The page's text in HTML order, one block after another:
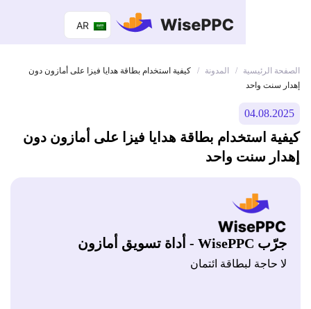
AR
الرئيسية / المدونة
كيفية استخدام بطاقة هدايا فيزا على أمازون دون
واحد
استخدام بطاقة هدايا فيزا على أمازون دون
سنت واحد
حاجة لبطاقة ائتمان